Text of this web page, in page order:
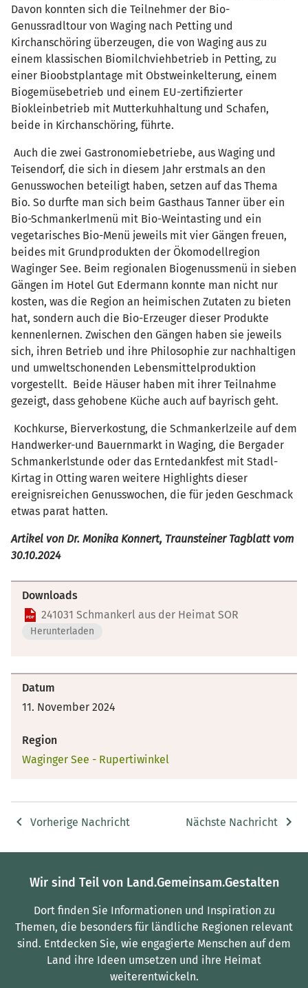
Davon konnten sich die Teilnehmer der Bio-
Genussradltour von Waging nach Petting und
Kirchanschöring überzeugen, die von Waging aus zu
einem klassischen Biomilchviehbetrieb in Petting, zu
einer Bioobstplantage mit Obstweinkelterung, einem
Biogemüsebetrieb und einem EU-zertifizierter
Biokleinbetrieb mit Mutterkuhhaltung und Schafen,
beide in Kirchanschöring, führte.
Auch die zwei Gastronomiebetriebe, aus Waging und
Teisendorf, die sich in diesem Jahr erstmals an den
Genusswochen beteiligt haben, setzen auf das Thema
Bio. So durfte man sich beim Gasthaus Tanner über ein
Bio-Schmankerlmenü mit Bio-Weintasting und ein
vegetarisches Bio-Menü jeweils mit vier Gängen freuen,
beides mit Grundprodukten der Ökomodellregion
Waginger See. Beim regionalen Biogenussmenü in sieben
Gängen im Hotel Gut Edermann konnte man nicht nur
kosten, was die Region an heimischen Zutaten zu bieten
hat, sondern auch die Bio-Erzeuger dieser Produkte
kennenlernen. Zwischen den Gängen haben sie jeweils
sich, ihren Betrieb und ihre Philosophie zur nachhaltigen
und umweltschonenden Lebensmittelproduktion
vorgestellt. Beide Häuser haben mit ihrer Teilnahme
gezeigt, dass gehobene Küche auch auf bayrisch geht.
Kochkurse, Bierverkostung, die Schmankerlzeile auf dem
Handwerker-und Bauernmarkt in Waging, die Bergader
Schmankerlstunde oder das Erntedankfest mit Stadl-
Kirtag in Otting waren weitere Highlights dieser
ereignisreichen Genusswochen, die für jeden Geschmack
etwas parat hatten.
Artikel von Dr. Monika Konnert, Traunsteiner Tagblatt vom
30.10.2024
Downloads
241031 Schmankerl aus der Heimat SOR
Herunterladen
Datum
11. November 2024
Region
Waginger See - Rupertiwinkel
Vorherige Nachricht Nächste Nachricht
Wir sind Teil von Land.Gemeinsam.Gestalten
Dort finden Sie Informationen und Inspiration zu
Themen, die besonders für ländliche Regionen relevant
sind. Entdecken Sie, wie engagierte Menschen auf dem
Land ihre Ideen umsetzen und ihre Heimat
weiterentwickeln.